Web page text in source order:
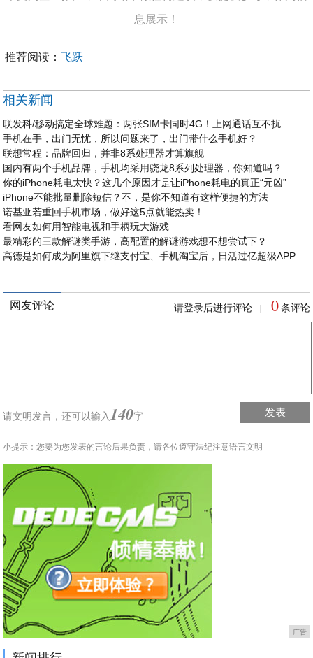
息展示！
推荐阅读：飞跃
相关新闻
联发科/移动搞定全球难题：两张SIM卡同时4G！上网通话互不扰
手机在手，出门无忧，所以问题来了，出门带什么手机好？
联想常程：品牌回归，并非8系处理器才算旗舰
国内有两个手机品牌，手机均采用骁龙8系列处理器，你知道吗？
你的iPhone耗电太快？这几个原因才是让iPhone耗电的真正“元凶”
iPhone不能批量删除短信？不，是你不知道有这样便捷的方法
诺基亚若重回手机市场，做好这5点就能热卖！
看网友如何用智能电视和手柄玩大游戏
最精彩的三款解谜类手游，高配置的解谜游戏想不想尝试下？
高德是如何成为阿里旗下继支付宝、手机淘宝后，日活过亿超级APP
网友评论 请登录后进行评论 0 条评论
请文明发言，还可以输入 140字 发表
小提示：您要为您发表的言论后果负责，请各位遵守法纪注意语言文明
广告